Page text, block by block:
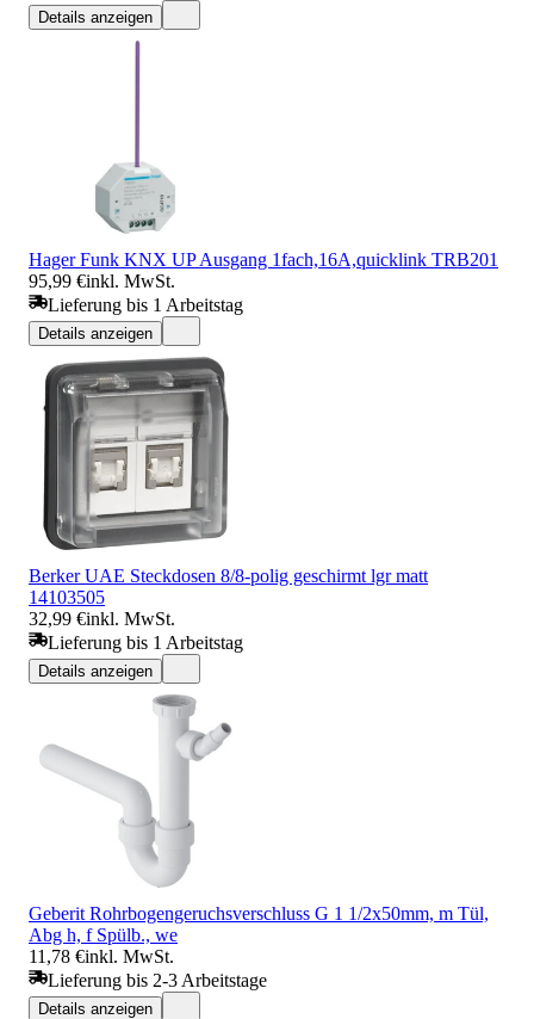
Details anzeigen
Hager Funk KNX UP Ausgang 1fach,16A,quicklink TRB201
95,99 €inkl. MwSt.
Lieferung bis 1 Arbeitstag
Details anzeigen
Berker UAE Steckdosen 8/8-polig geschirmt lgr matt
14103505
32,99 €inkl. MwSt.
Lieferung bis 1 Arbeitstag
Details anzeigen
Geberit Rohrbogengeruchsverschluss G 1 1/2x50mm, m Tül,
Abg h, f Spülb., we
11,78 €inkl. MwSt.
Lieferung bis 2-3 Arbeitstage
Details anzeigen